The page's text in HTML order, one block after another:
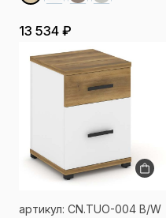
13 534 ₽
артикул: CN.TUO-004 B/W